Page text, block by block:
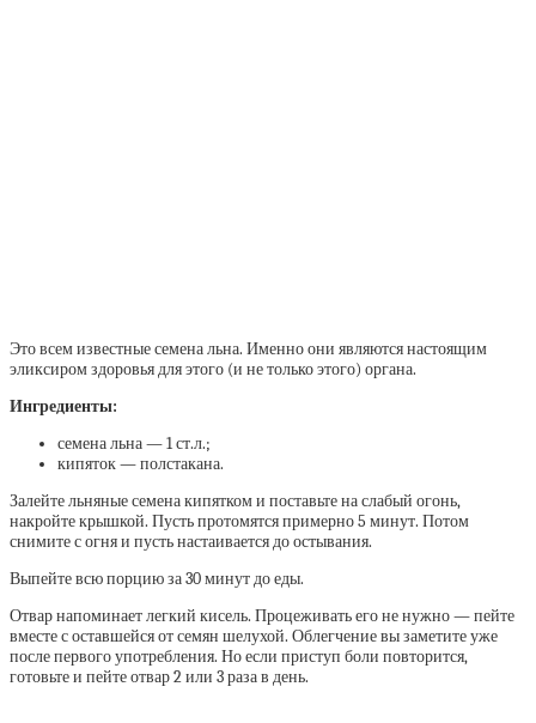
Это всем известные семена льна. Именно они являются настоящим
эликсиром здоровья для этого (и не только этого) органа.
Ингредиенты:
семена льна — 1 ст.л.;
кипяток — полстакана.
Залейте льняные семена кипятком и поставьте на слабый огонь,
накройте крышкой. Пусть протомятся примерно 5 минут. Потом
снимите с огня и пусть настаивается до остывания.
Выпейте всю порцию за 30 минут до еды.
Отвар напоминает легкий кисель. Процеживать его не нужно — пейте
вместе с оставшейся от семян шелухой. Облегчение вы заметите уже
после первого употребления. Но если приступ боли повторится,
готовьте и пейте отвар 2 или 3 раза в день.